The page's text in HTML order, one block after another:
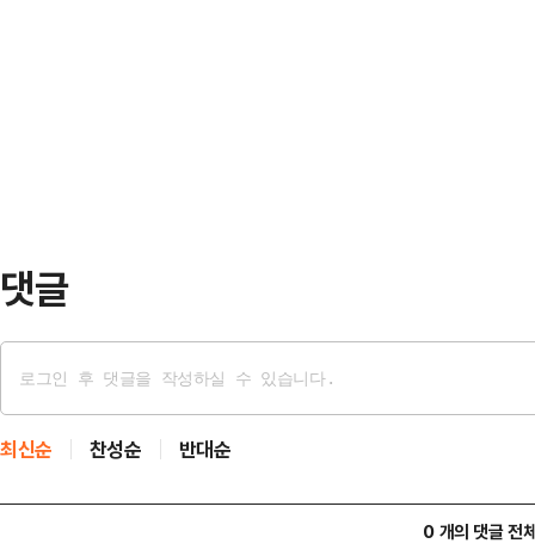
댓글
최신순 찬성순 반대순
0 개의 댓글 전